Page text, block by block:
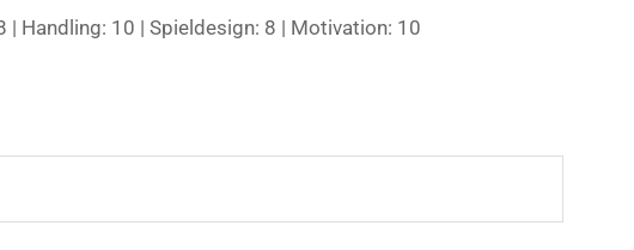
| Handling: 10 | Spieldesign: 8 | Motivation: 10